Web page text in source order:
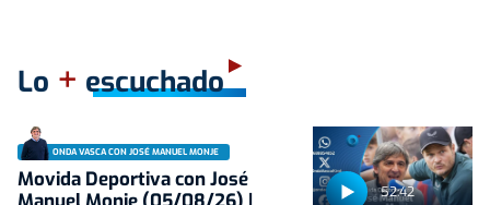
Lo + escuchado
52:42
ONDA VASCA CON JOSÉ MANUEL MONJE
Movida Deportiva con José